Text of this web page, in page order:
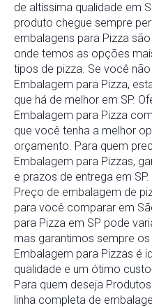
de altíssima qualidade em
produto chegue sempre
embalagens para Pizza
onde temos as opções
tipos de pizza. Se você
Embalagem para Pizza,
que há de melhor em SP.
Embalagem para Pizza
que você tenha a melhor
orçamento. Para quem
Embalagem para Pizzas,
e prazos de entrega em
Preço de embalagem de
para você comparar em
para Pizza em SP pode
mas garantimos sempre
Embalagem para Pizzas é
qualidade e um ótimo
Para quem deseja
linha completa de